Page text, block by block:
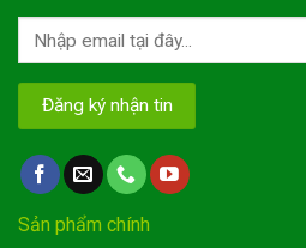
Sản phẩm chính